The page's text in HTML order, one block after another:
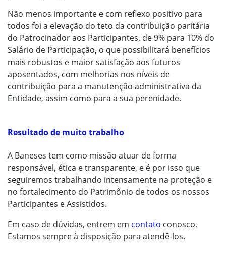
Não menos importante e com reflexo positivo para
todos foi a elevação do teto da contribuição paritária
do Patrocinador aos Participantes, de 9% para 10% do
Salário de Participação, o que possibilitará benefícios
mais robustos e maior satisfação aos futuros
aposentados, com melhorias nos níveis de
contribuição para a manutenção administrativa da
Entidade, assim como para a sua perenidade.
Resultado de muito trabalho
A Baneses tem como missão atuar de forma
responsável, ética e transparente, e é por isso que
seguiremos trabalhando intensamente na proteção e
no fortalecimento do Patrimônio de todos os nossos
Participantes e Assistidos.
Em caso de dúvidas, entrem em contato conosco.
Estamos sempre à disposição para atendê-los.